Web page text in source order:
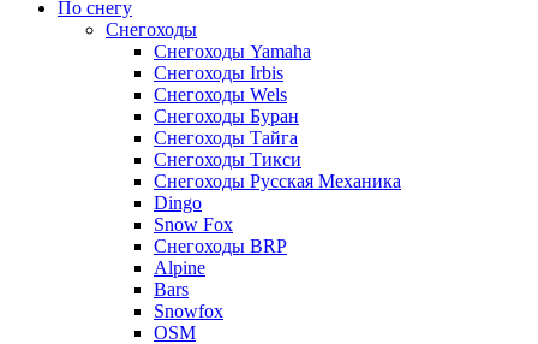
По снегу
Снегоходы
Снегоходы Yamaha
Снегоходы Irbis
Снегоходы Wels
Снегоходы Буран
Снегоходы Тайга
Снегоходы Тикси
Снегоходы Русская Механика
Dingo
Snow Fox
Снегоходы BRP
Alpine
Bars
Snowfox
OSM